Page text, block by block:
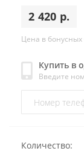
2 420 р.
Цена в бонусных
Купить в
Введите
Количество: